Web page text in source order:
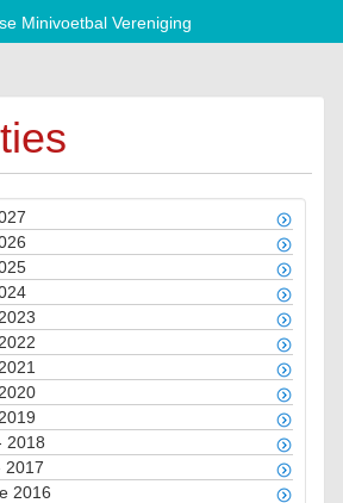
Minivoetbal Vereniging
2018
2017
2016